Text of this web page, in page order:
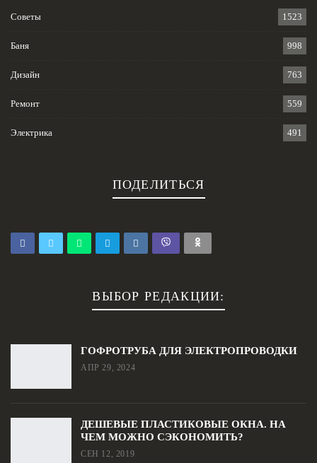
Советы 1523
Баня 998
Дизайн 763
Ремонт 559
Электрика 491
ПОДЕЛИТЬСЯ
ВЫБОР РЕДАКЦИИ:
ГОФРОТРУБА ДЛЯ ЭЛЕКТРОПРОВОДКИ
АПР 29, 2024
ДЕШЕВЫЕ ПЛАСТИКОВЫЕ ОКНА. НА
ЧЕМ МОЖНО СЭКОНОМИТЬ?
СЕН 12, 2019